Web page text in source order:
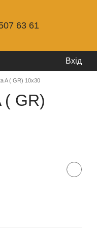
63 61
Вхід
A ( GR) 10x30
( GR)